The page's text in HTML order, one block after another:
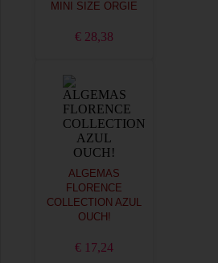
MINI SIZE ORGIE
€ 28,38
ALGEMAS
FLORENCE
COLLECTION AZUL
OUCH!
€ 17,24